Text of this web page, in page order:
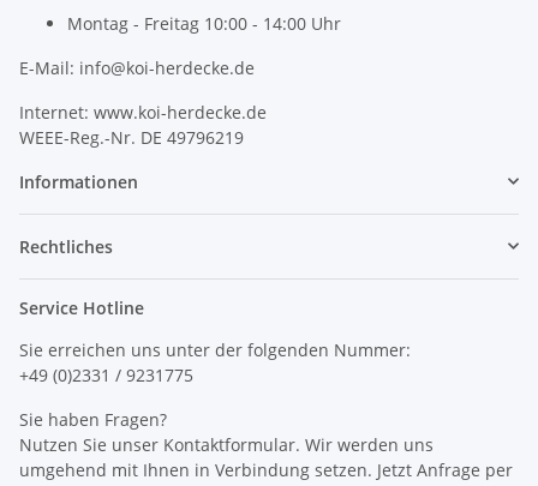
Montag - Freitag 10:00 - 14:00 Uhr
E-Mail: info@koi-herdecke.de
Internet: www.koi-herdecke.de
WEEE-Reg.-Nr. DE 49796219
Informationen
Rechtliches
Service Hotline
Sie erreichen uns unter der folgenden Nummer:
+49 (0)2331 / 9231775
Sie haben Fragen?
Nutzen Sie unser Kontaktformular. Wir werden uns
umgehend mit Ihnen in Verbindung setzen. Jetzt Anfrage per